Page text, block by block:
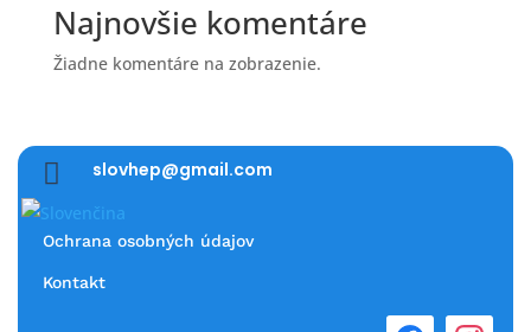
Najnovšie komentáre
Žiadne komentáre na zobrazenie.
 slovhep@gmail.com
Ochrana osobných údajov
Kontakt